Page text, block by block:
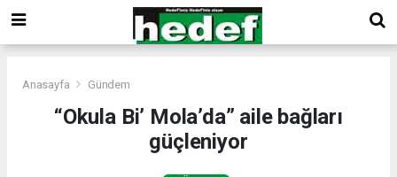
Anasayfa Gündem
“Okula Bi’ Mola’da” aile bağları
güçleniyor